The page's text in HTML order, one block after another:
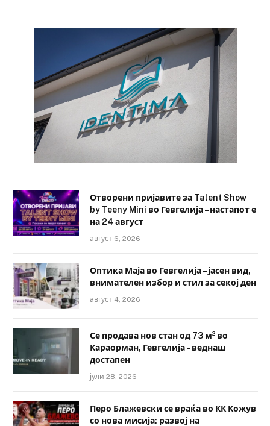
Отворени пријавите за Talent Show
by Teeny Mini во Гевгелија – настапот е
на 24 август
август 6, 2026
Оптика Маја во Гевгелија – јасен вид,
внимателен избор и стил за секој ден
август 4, 2026
Се продава нов стан од 73 м² во
Караорман, Гевгелија – веднаш
достапен
јули 28, 2026
Перо Блажевски се враќа во КК Кожув
со нова мисија: развој на